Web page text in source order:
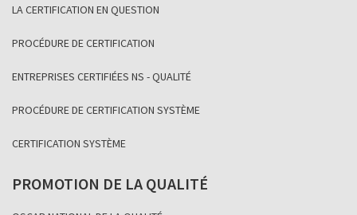
LA CERTIFICATION EN QUESTION
PROCÉDURE DE CERTIFICATION
ENTREPRISES CERTIFIÉES NS - QUALITÉ
PROCÉDURE DE CERTIFICATION SYSTÈME
CERTIFICATION SYSTÈME
PROMOTION DE LA QUALITÉ